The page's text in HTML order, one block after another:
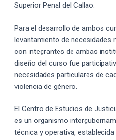
Superior Penal del Callao.
Para el desarrollo de ambos
levantamiento de necesidades
con integrantes de ambas
diseño del curso fue
necesidades particulares de
violencia de género.
El Centro de Estudios de
es un organismo
técnica y operativa,